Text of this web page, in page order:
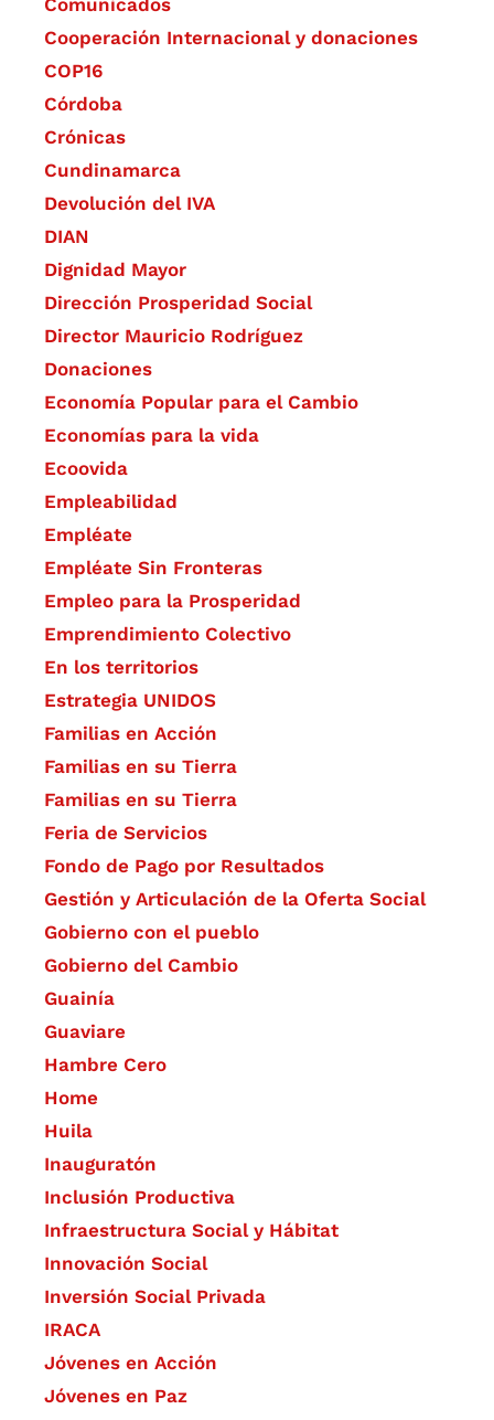
Cooperación Internacional y donaciones
COP16
Córdoba
Crónicas
Cundinamarca
Devolución del IVA
DIAN
Dignidad Mayor
Dirección Prosperidad Social
Director Mauricio Rodríguez
Donaciones
Economía Popular para el Cambio
Economías para la vida
Ecoovida
Empleabilidad
Empléate
Empléate Sin Fronteras
Empleo para la Prosperidad
Emprendimiento Colectivo
En los territorios
Estrategia UNIDOS
Familias en Acción
Familias en su Tierra
Familias en su Tierra
Feria de Servicios
Fondo de Pago por Resultados
Gestión y Articulación de la Oferta Social
Gobierno con el pueblo
Gobierno del Cambio
Guainía
Guaviare
Hambre Cero
Home
Huila
Inauguratón
Inclusión Productiva
Infraestructura Social y Hábitat
​Innovación Social
Inversión Social Privada
IRACA
Jóvenes en Acción
Jóvenes en Paz